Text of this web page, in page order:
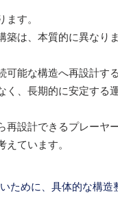
す。
は、本質的に異なりま
能な構造へ再設計す
、長期的に安定する
設計できるプレーヤー
ています。
ために、具体的な構造